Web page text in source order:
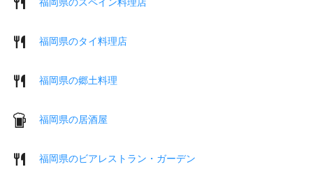
福岡県のタイ料理店
福岡県の郷土料理
福岡県の居酒屋
福岡県のビアレストラン・ガーデン